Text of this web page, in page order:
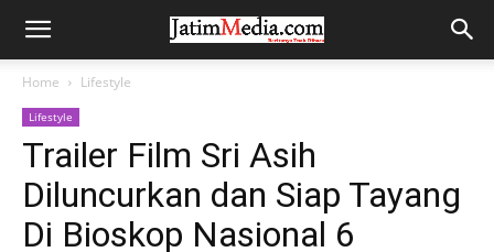
Home Lifestyle
Lifestyle
Trailer Film Sri Asih
Diluncurkan dan Siap Tayang
Di Bioskop Nasional 6